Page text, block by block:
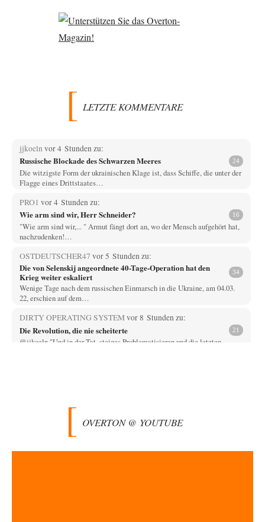
LETZTE KOMMENTARE
jjkoeln vor 4 Stunden zu:
Russische Blockade des Schwarzen Meeres 24
Die witzigste Form der ukrainischen Klage ist, dass Schiffe, die unter der
Flagge eines Drittstaates…
PRO1 vor 4 Stunden zu:
Wie arm sind wir, Herr Schneider? 16
"Wie arm sind wir,... " Armut fängt dort an, wo der Mensch aufgehört hat,
nachzudenken!…
OSTDEUTSCHER47 vor 5 Stunden zu:
Die von Selenskij angeordnete 40-Tage-Operation hat den
Krieg weiter eskaliert
34
Wenige Tage nach dem russischen Einmarsch in die Ukraine, am 04.03.
22, erschien auf dem…
DIRTY OPERATING SYSTEMvor 8 Stunden zu:
Die Revolution, die nie scheiterte 21
@jjkoeln "Und in der Tat, steiges Problematisieren und die letzten
seine Thesen von Ex-US-Präsident Bush…
vor 8 Stunden zu:
Helmut Schelsky – Der Mann, der den Marxismus überlebte
Er fragte, wem Fabriken gehören. Die Gegenwart zwingt zu einer anderen
OVERTON @ YOUTUBE